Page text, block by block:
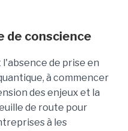
de conscience
de prise en
à commencer
des enjeux et la
de route pour
à les